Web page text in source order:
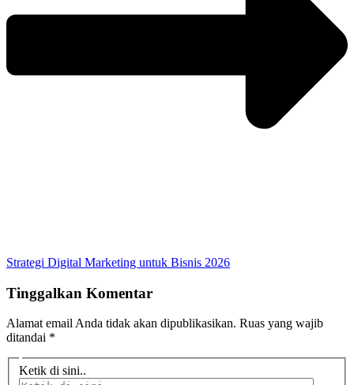
Strategi Digital Marketing untuk Bisnis 2026
Tinggalkan Komentar
Alamat email Anda tidak akan dipublikasikan. Ruas yang wajib
ditandai *
Ketik di sini..